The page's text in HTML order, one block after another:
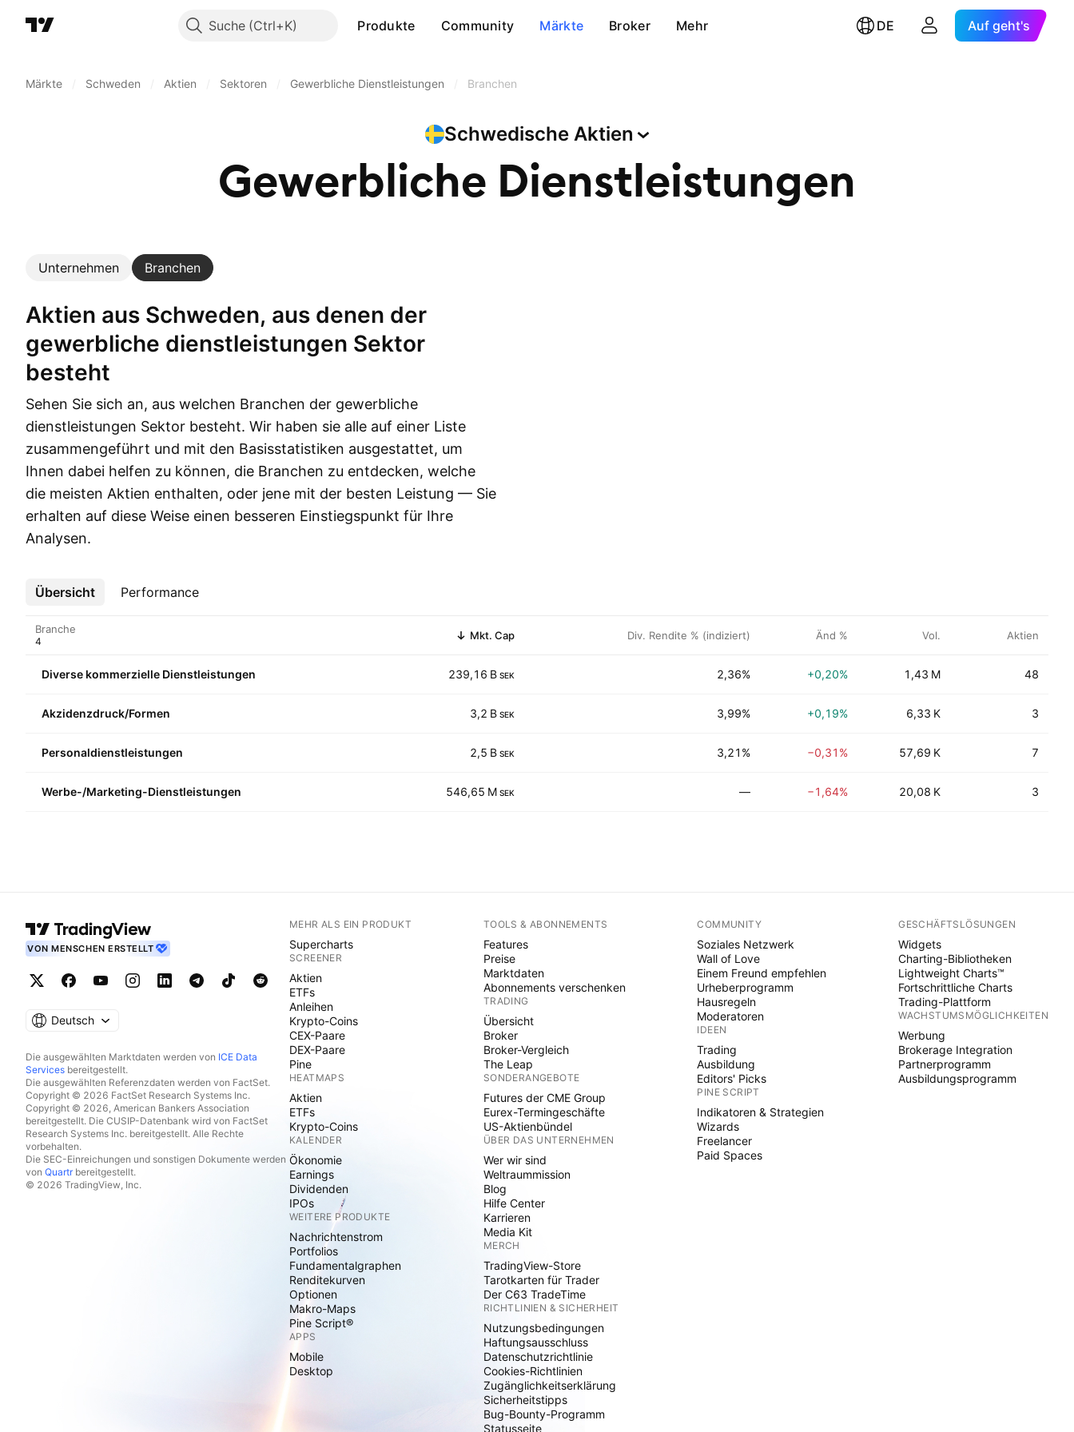
Suche Produkte Community Märkte Broker Mehr DE Auf geht's
Märkte Schweden Aktien Sektoren Gewerbliche Dienstleistungen Branchen
Schwedische Aktien
Gewerbliche Dienstleistungen
Unternehmen Branchen
Aktien aus Schweden, aus denen der
gewerbliche dienstleistungen Sektor
besteht
Sehen Sie sich an, aus welchen Branchen der gewerbliche
dienstleistungen Sektor besteht. Wir haben sie alle auf einer Liste
zusammengeführt und mit den Basisstatistiken ausgestattet, um
Ihnen dabei helfen zu können, die Branchen zu entdecken, welche
die meisten Aktien enthalten, oder jene mit der besten Leistung — Sie
erhalten auf diese Weise einen besseren Einstiegspunkt für Ihre
Analysen.
Übersicht Performance
Mehr
Branche Mkt. Cap Div. Rendite % (indiziert) Änd % Vol. Aktien
Diverse kommerzielle Dienstleistungen 239,16 B SEK 2,36% +0,20% 1,43 M 48
Akzidenzdruck/Formen 3,2 B SEK 3,99% +0,19% 6,33 K 3
Personaldienstleistungen 2,5 B SEK 3,21% −0,31% 57,69 K 7
Werbe-/Marketing-Dienstleistungen 546,65 M SEK — −1,64% 20,08 K 3
VON MENSCHEN ERSTELLT
Deutsch
Die ausgewählten Marktdaten werden von ICE Data
Services bereitgestellt.
Die ausgewählten Referenzdaten werden von FactSet.
Copyright © 2026 FactSet Research Systems Inc.
Copyright © 2026, American Bankers Association
bereitgestellt. Die CUSIP-Datenbank wird von FactSet
Research Systems Inc. bereitgestellt. Alle Rechte
vorbehalten.
Die SEC-Einreichungen und sonstigen Dokumente werden
von Quartrbereitgestellt.
© 2026 TradingView, Inc.
MEHR ALS EIN PRODUKT
Supercharts
SCREENER
Aktien
ETFs
Anleihen
Krypto-Coins
CEX-Paare
DEX-Paare
Pine
HEATMAPS
Aktien
ETFs
Krypto-Coins
KALENDER
Ökonomie
Earnings
Dividenden
IPOs
WEITERE PRODUKTE
Nachrichtenstrom
Portfolios
Fundamentalgraphen
Renditekurven
Optionen
Makro-Maps
Pine Script®
APPS
Mobile
Desktop
TOOLS & ABONNEMENTS
Features
Preise
Marktdaten
Abonnements verschenken
TRADING
Übersicht
Broker
Broker-Vergleich
The Leap
SONDERANGEBOTE
Futures der CME Group
Eurex-Termingeschäfte
US-Aktienbündel
ÜBER DAS UNTERNEHMEN
Wer wir sind
Weltraummission
Blog
Hilfe Center
Karrieren
Media Kit
MERCH
TradingView-Store
Tarotkarten für Trader
Der C63 TradeTime
RICHTLINIEN & SICHERHEIT
Nutzungsbedingungen
Haftungsausschluss
Datenschutzrichtlinie
Cookies-Richtlinien
Zugänglichkeitserklärung
Sicherheitstipps
Bug-Bounty-Programm
Statusseite
COMMUNITY
Soziales Netzwerk
Wall of Love
Einem Freund empfehlen
Urheberprogramm
Hausregeln
Moderatoren
IDEEN
Trading
Ausbildung
Editors' Picks
PINE SCRIPT
Indikatoren & Strategien
Wizards
Freelancer
Paid Spaces
GESCHÄFTSLÖSUNGEN
Widgets
Charting-Bibliotheken
Lightweight Charts™
Fortschrittliche Charts
Trading-Plattform
WACHSTUMSMÖGLICHKEITEN
Werbung
Brokerage Integration
Partnerprogramm
Ausbildungsprogramm